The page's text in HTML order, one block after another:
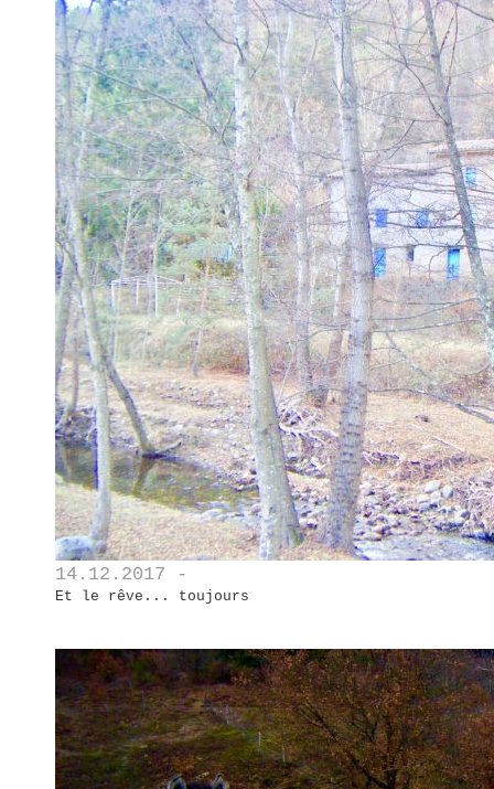
14.12.2017 -
Et le rêve... toujours